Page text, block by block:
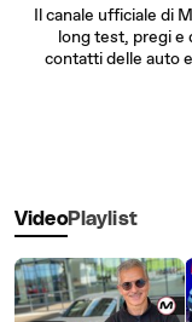
Il canale ufficiale di
long test, pregi e
contatti delle auto
VideoPlaylist